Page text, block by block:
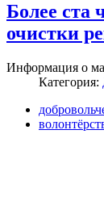
Более ста
очистки
Информация о
Категория: